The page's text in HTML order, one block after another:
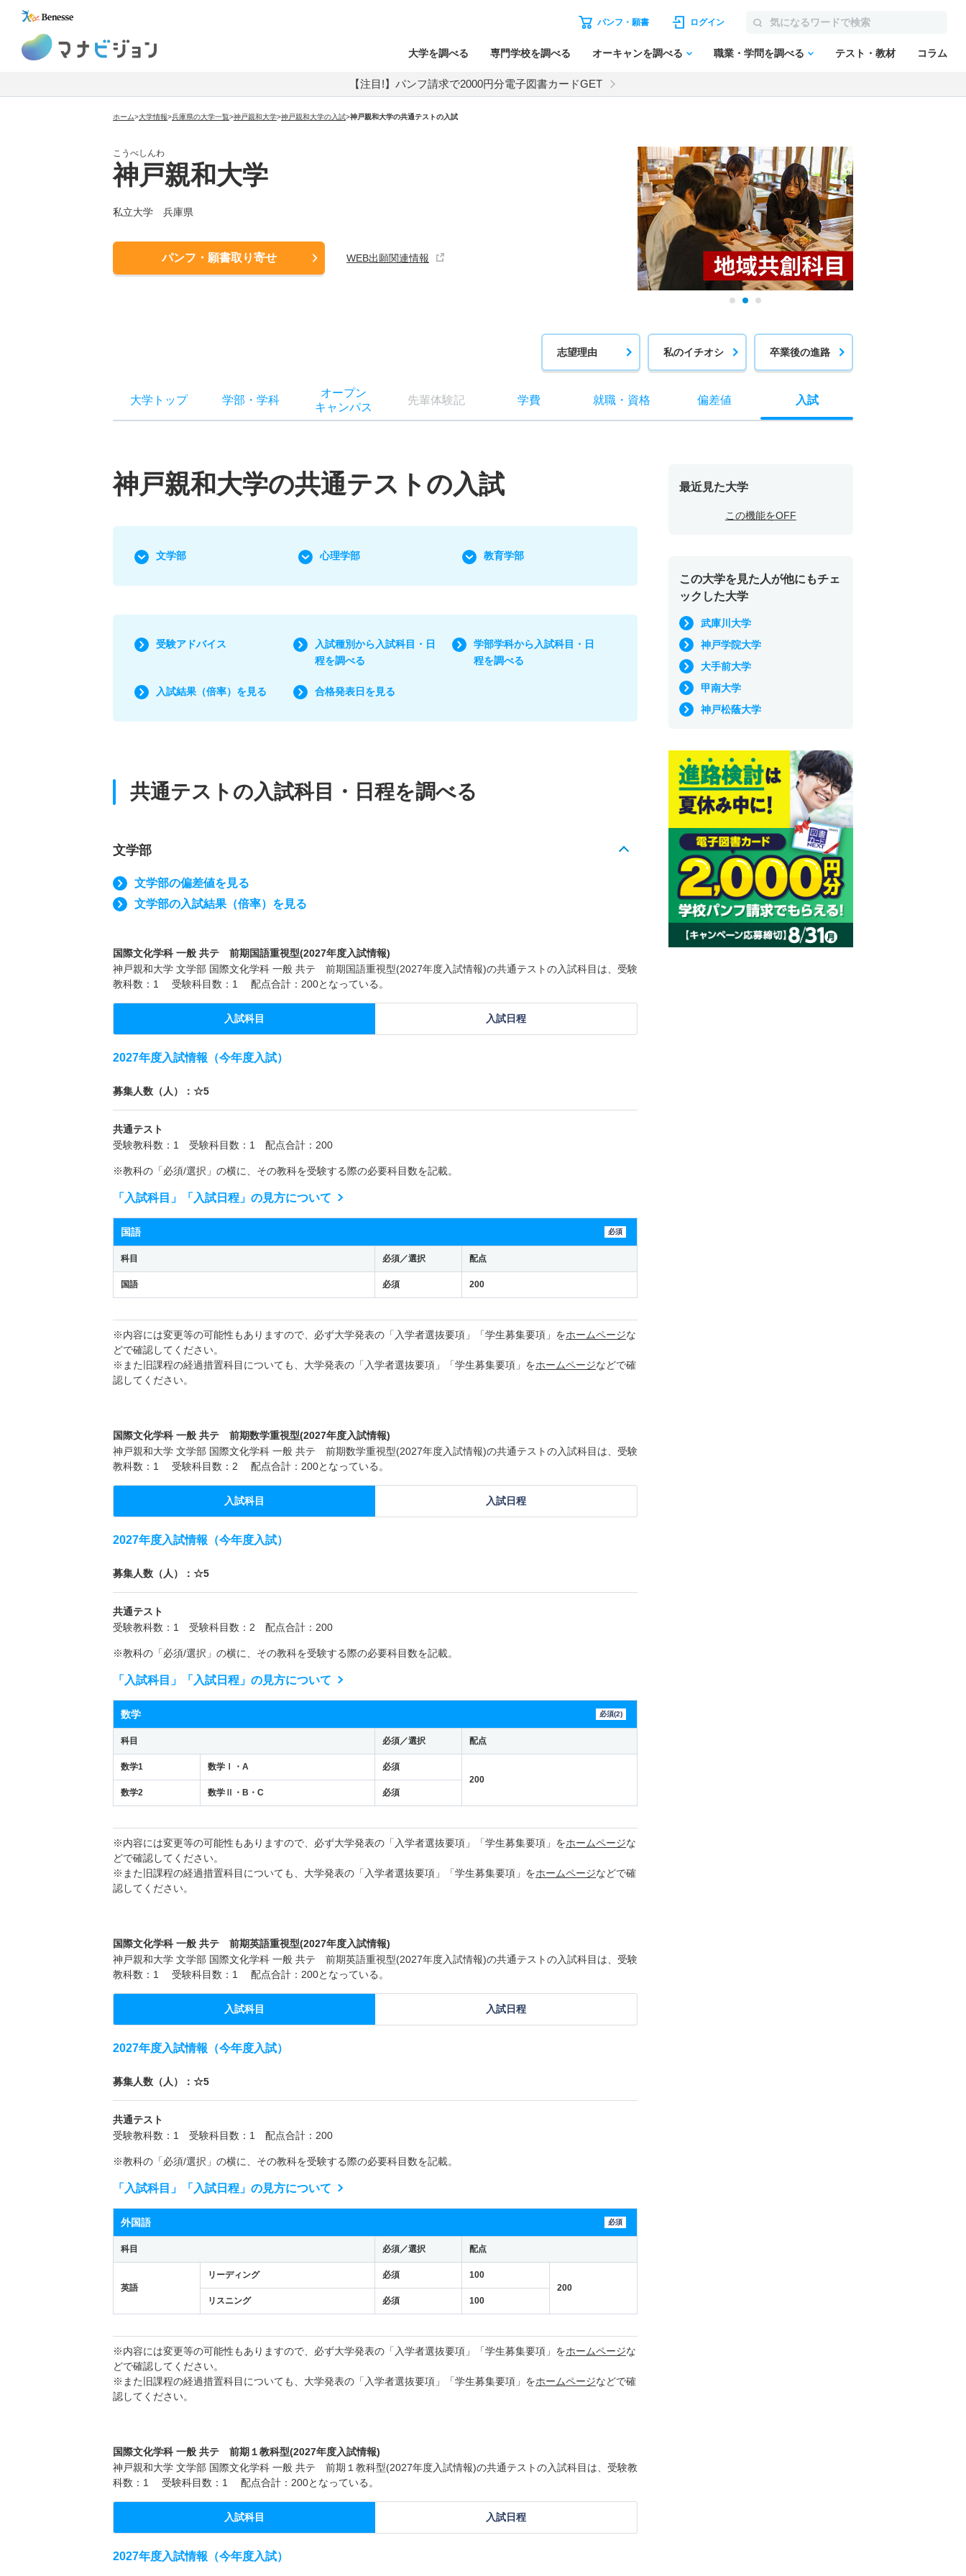
パンフ・願書 ログイン
大学を調べる 専門学校を調べる オーキャンを調べる 職業・学問を調べる テスト・教材 コラム
【注目!】パンフ請求で2000円分電子図書カードGET
ホーム>大学情報>兵庫県の大学一覧>神戸親和大学>神戸親和大学の入試>神戸親和大学の共通テストの入試
こうべしんわ
神戸親和大学
私立大学 兵庫県
パンフ・願書取り寄せ WEB出願関連情報
志望理由 私のイチオシ 卒業後の進路
大学トップ 学部 ・ 学科
オープン
キャンパス
先輩体験記 学費 就職・ 資格 偏差値 入試
神戸親和大学の共通テストの入試
文学部 心理学部 教育学部
受験アドバイス
入試種別から入試科目・日
程を調べる
学部学科から入試科目・日
程を調べる
入試結果（倍率）を見る 合格発表日を見る
共通テストの入試科目・日程を調べる
文学部
文学部の偏差値を見る
文学部の入試結果（倍率）を見る
国際文化学科 一般 共テ 前期国語重視型(2027年度入試情報)
神戸親和大学 文学部 国際文化学科 一般 共テ 前期国語重視型(2027年度入試情報)の共通テストの入試科目は、受験
教科数：1 受験科目数：1 配点合計：200となっている。
入試科目 入試日程
2027年度入試情報（今年度入試）
募集人数（人）：☆5
共通テスト
受験教科数：1 受験科目数：1 配点合計：200
※教科の「必須/選択」の横に、その教科を受験する際の必要科目数を記載。
「入試科目」「入試日程」の見方について
国語 必須
科目 必須／選択 配点
国語 必須 200
※内容には変更等の可能性もありますので、必ず大学発表の「入学者選抜要項」「学生募集要項」をホームページな
どで確認してください。
※また旧課程の経過措置科目についても、大学発表の「入学者選抜要項」「学生募集要項」をホームページなどで確
認してください。
国際文化学科 一般 共テ 前期数学重視型(2027年度入試情報)
神戸親和大学 文学部 国際文化学科 一般 共テ 前期数学重視型(2027年度入試情報)の共通テストの入試科目は、受験
教科数：1 受験科目数：2 配点合計：200となっている。
入試科目 入試日程
2027年度入試情報（今年度入試）
募集人数（人）：☆5
共通テスト
受験教科数：1 受験科目数：2 配点合計：200
※教科の「必須/選択」の横に、その教科を受験する際の必要科目数を記載。
「入試科目」「入試日程」の見方について
数学 必須(2)
科目 必須／選択 配点
数学1 数学Ⅰ・A
必須
200
数学2
数学Ⅱ・B・C 必須
※内容には変更等の可能性もありますので、必ず大学発表の「入学者選抜要項」「学生募集要項」をホームページな
どで確認してください。
※また旧課程の経過措置科目についても、大学発表の「入学者選抜要項」「学生募集要項」をホームページなどで確
認してください。
国際文化学科 一般 共テ 前期英語重視型(2027年度入試情報)
神戸親和大学 文学部 国際文化学科 一般 共テ 前期英語重視型(2027年度入試情報)の共通テストの入試科目は、受験
教科数：1 受験科目数：1 配点合計：200となっている。
入試科目 入試日程
2027年度入試情報（今年度入試）
募集人数（人）：☆5
共通テスト
受験教科数：1 受験科目数：1 配点合計：200
※教科の「必須/選択」の横に、その教科を受験する際の必要科目数を記載。
「入試科目」「入試日程」の見方について
外国語 必須
科目 必須／選択 配点
英語
リーディング 必須
100
200
リスニング
必須 100
※内容には変更等の可能性もありますので、必ず大学発表の「入学者選抜要項」「学生募集要項」をホームページな
どで確認してください。
※また旧課程の経過措置科目についても、大学発表の「入学者選抜要項」「学生募集要項」をホームページなどで確
認してください。
国際文化学科 一般 共テ 前期１教科型(2027年度入試情報)
神戸親和大学 文学部 国際文化学科 一般 共テ 前期１教科型(2027年度入試情報)の共通テストの入試科目は、受験教
科数：1 受験科目数：1 配点合計：200となっている。
入試科目 入試日程
2027年度入試情報（今年度入試）
最近見た大学
この機能をOFF
この大学を見た人が他にもチェ
ックした大学
武庫川大学
神戸学院大学
大手前大学
甲南大学
神戸松蔭大学